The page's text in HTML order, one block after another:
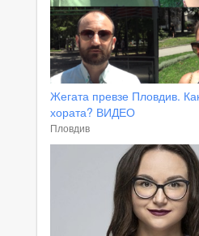
Жегата превзе Пловдив.
хората? ВИДЕО
Пловдив